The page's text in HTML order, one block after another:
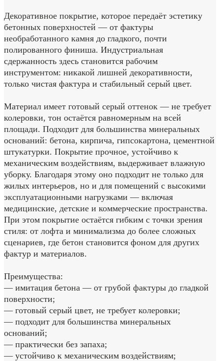
Декоративное покрытие, которое передаёт эстетику
бетонных поверхностей — от фактуры
необработанного камня до гладкого, почти
полированного финиша. Индустриальная
сдержанность здесь становится рабочим
инструментом: никакой лишней декоративности,
только чистая фактура и стабильный серый цвет.
Материал имеет готовый серый оттенок — не требует
колеровки, тон остаётся равномерным на всей
площади. Подходит для большинства минеральных
оснований: бетона, кирпича, гипсокартона, цементной
штукатурки. Покрытие прочное, устойчиво к
механическим воздействиям, выдерживает влажную
уборку. Благодаря этому оно подходит не только для
жилых интерьеров, но и для помещений с высокими
эксплуатационными нагрузками — включая
медицинские, детские и коммерческие пространства.
При этом покрытие остаётся гибким с точки зрения
стиля: от лофта и минимализма до более сложных
сценариев, где бетон становится фоном для других
фактур и материалов.
Преимущества:
— имитация бетона — от грубой фактуры до гладкой
поверхности;
— готовый серый цвет, не требует колеровки;
— подходит для большинства минеральных
оснований;
— практически без запаха;
— устойчиво к механическим воздействиям;